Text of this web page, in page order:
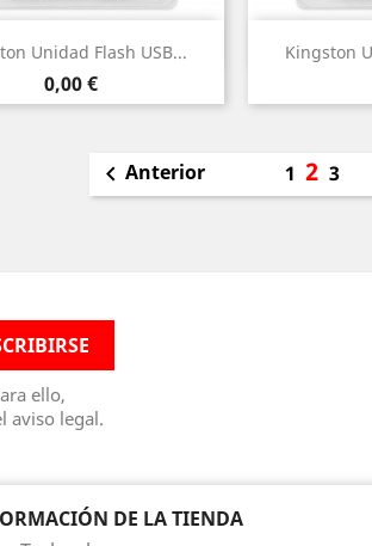
Unidad Flash USB...
Precio
0,00 €
 Vista rápida Kingston

 Anterior 123
ello,
aviso legal.
DE LA TIENDA